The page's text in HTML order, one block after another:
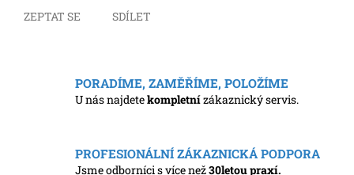
ZEPTAT SE SDÍLET
PORADÍME, ZAMĚŘÍME, POLOŽÍME
U nás najdetekompletnízákaznický servis.
PROFESIONÁLNÍ ZÁKAZNICKÁ PODPORA
Jsme odborníci s více než30letou praxí.